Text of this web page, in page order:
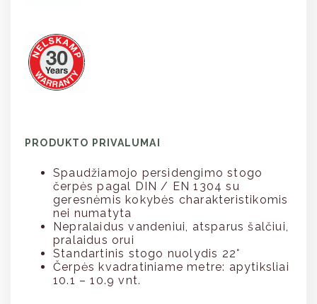
PRODUKTO PRIVALUMAI
Spaudžiamojo persidengimo stogo
čerpės pagal DIN / EN 1304 su
geresnėmis kokybės charakteristikomis
nei numatyta
Nepralaidus vandeniui, atsparus šalčiui,
pralaidus orui
Standartinis stogo nuolydis 22°
Čerpės kvadratiniame metre: apytiksliai
10.1 – 10.9 vnt.